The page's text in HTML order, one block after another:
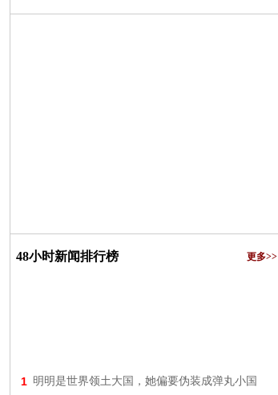
48小时新闻排行榜 更多>>
1 明明是世界领土大国，她偏要伪装成弹丸小国